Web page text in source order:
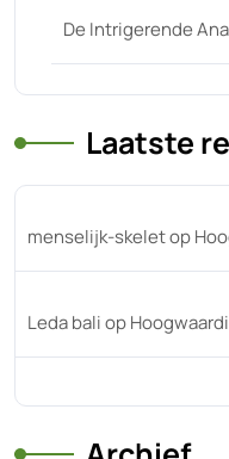
De Intrigerende
Laatste
menselijk-skeletop
Leda baliop